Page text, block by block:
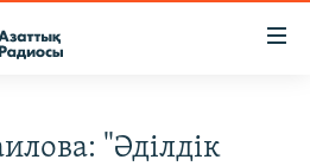
"Әділдік